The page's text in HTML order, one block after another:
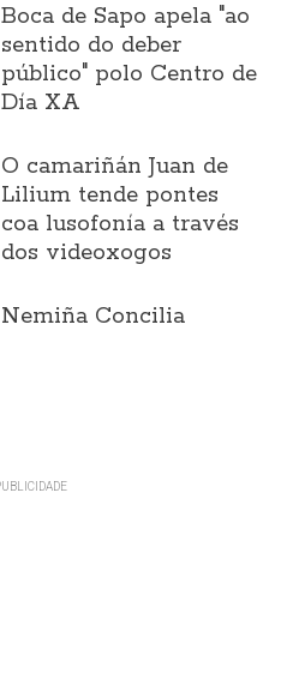
Boca de Sapo apela "ao
sentido do deber
público" polo Centro de
Día XA
O camariñán Juan de
Lilium tende pontes
coa lusofonía a través
dos videoxogos
Nemiña Concilia